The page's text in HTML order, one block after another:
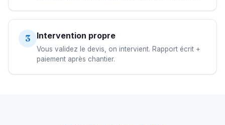
3 Intervention propre
Vous validez le devis, on intervient. Rapport écrit +
paiement après chantier.